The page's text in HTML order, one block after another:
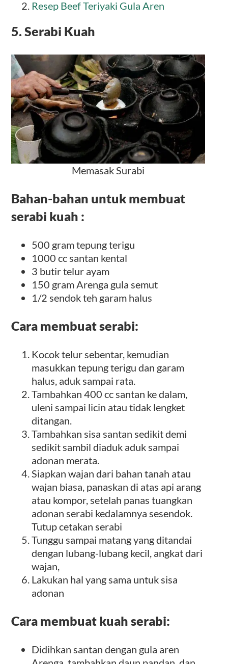
Resep Beef Teriyaki Gula Aren
5. Serabi Kuah
Memasak Surabi
Bahan-bahan untuk membuat
serabi kuah :
500 gram tepung terigu
1000 cc santan kental
3 butir telur ayam
150 gram Arenga gula semut
1/2 sendok teh garam halus
Cara membuat serabi:
Kocok telur sebentar, kemudian
masukkan tepung terigu dan garam
halus, aduk sampai rata.
Tambahkan 400 cc santan ke dalam,
uleni sampai licin atau tidak lengket
ditangan.
Tambahkan sisa santan sedikit demi
sedikit sambil diaduk aduk sampai
adonan merata.
Siapkan wajan dari bahan tanah atau
wajan biasa, panaskan di atas api arang
atau kompor, setelah panas tuangkan
adonan serabi kedalamnya sesendok.
Tutup cetakan serabi
Tunggu sampai matang yang ditandai
dengan lubang-lubang kecil, angkat dari
wajan,
Lakukan hal yang sama untuk sisa
adonan
Cara membuat kuah serabi:
Didihkan santan dengan gula aren